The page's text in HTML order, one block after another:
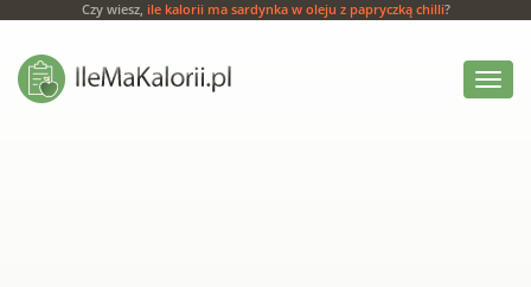
Czy wiesz, ile kalorii ma sardynka w oleju z papryczką chilli?
Włącz
menu